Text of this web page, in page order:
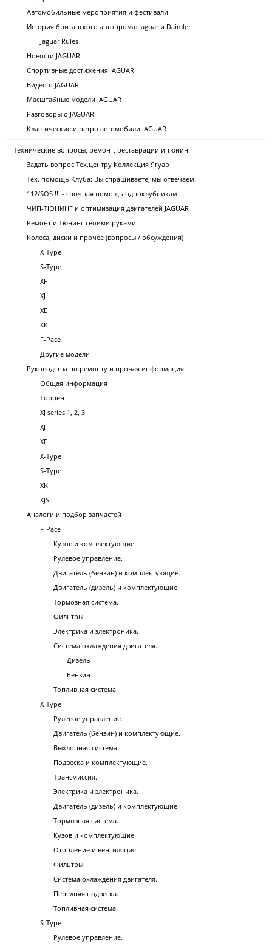
Автомобильные мероприятия и фестивали
История британского автопрома: Jaguar и Daimler
Jaguar Rules
Новости JAGUAR
Спортивные достижения JAGUAR
Видео о JAGUAR
Масштабные модели JAGUAR
Разговоры о JAGUAR
Классические и ретро автомобили JAGUAR
Технические вопросы, ремонт, реставрации и тюнинг
Задать вопрос Тех.центру Коллекция Ягуар
Тех. помощь Клуба: Вы спрашиваете, мы отвечаем!
112/SOS !!! - срочная помощь одноклубникам
ЧИП-ТЮНИНГ и оптимизация двигателей JAGUAR
Ремонт и Тюнинг своими руками
Колеса, диски и прочее (вопросы / обсуждения)
X-Type
S-Type
XF
XJ
XE
XK
F-Pace
Другие модели
Руководства по ремонту и прочая информация
Общая информация
Торрент
XJ series 1, 2, 3
XJ
XF
X-Type
S-Type
XK
XJS
Аналоги и подбор запчастей
F-Pace
Кузов и комплектующие.
Рулевое управление.
Двигатель (бензин) и комплектующие.
Двигатель (дизель) и комплектующие.
Тормозная система.
Фильтры.
Электрика и электроника.
Система охлаждения двигателя.
Дизель
Бензин
Топливная система.
X-Type
Рулевое управление.
Двигатель (бензин) и комплектующие.
Выхлопная система.
Подвеска и комплектующие.
Трансмиссия.
Электрика и электроника.
Двигатель (дизель) и комплектующие.
Тормозная система.
Кузов и комплектующие.
Отопление и вентиляция
Фильтры.
Система охлаждения двигателя.
Передняя подвеска.
Топливная система.
S-Type
Рулевое управление.